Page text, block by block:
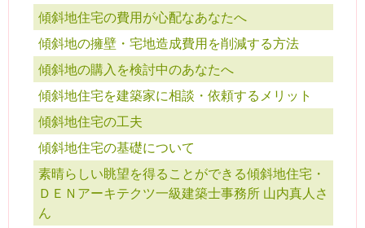
傾斜地住宅の費用が心配なあなたへ
傾斜地の擁壁・宅地造成費用を削減する方法
傾斜地の購入を検討中のあなたへ
傾斜地住宅を建築家に相談・依頼するメリット
傾斜地住宅の工夫
傾斜地住宅の基礎について
素晴らしい眺望を得ることができる傾斜地住宅・
ＤＥＮアーキテクツ一級建築士事務所 山内真人さ
ん